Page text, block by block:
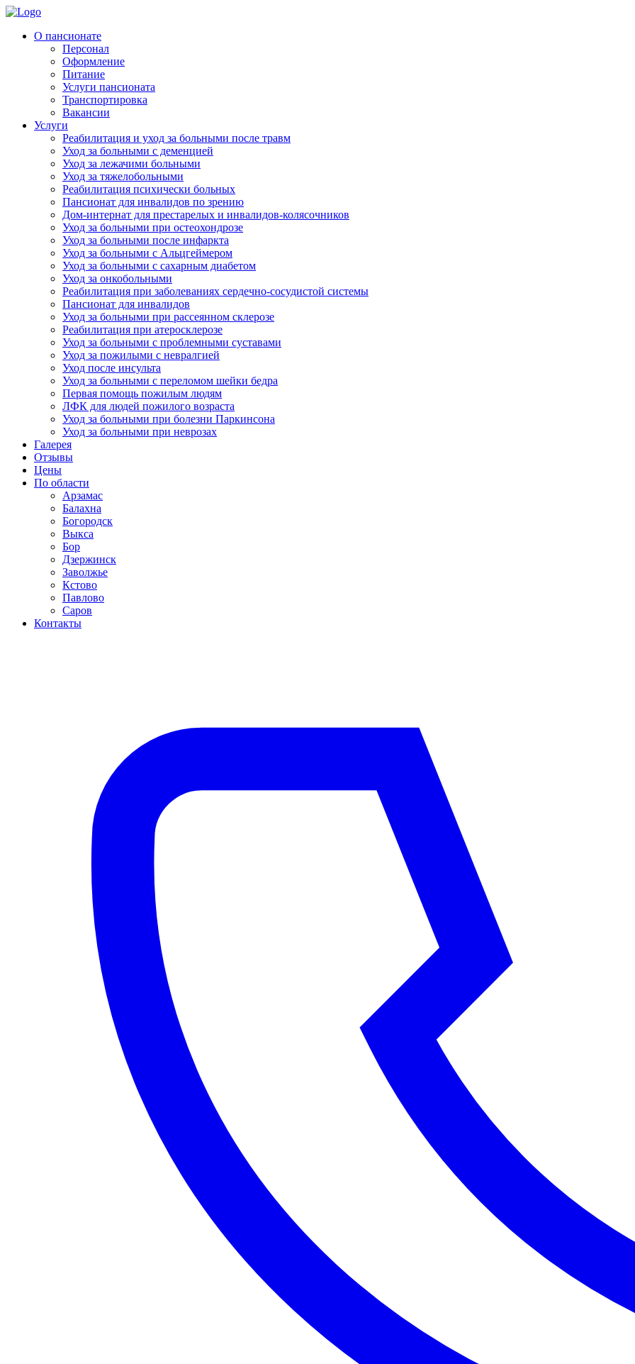
Skip
content
Родительская Усадьба
Пансионат для пожилых людей «Родительская усадьба»
О пансионате
Персонал
Оформление
Питание
Услуги пансионата
Транспортировка
Вакансии
Услуги
Реабилитация и уход за больными после травм
Уход за больными с деменцией
Уход за лежачими больными
Уход за тяжелобольными
Реабилитация психически больных
Пансионат для инвалидов по зрению
Дом-интернат для престарелых и инвалидов-колясочников
Уход за больными при остеохондрозе
Уход за больными после инфаркта
Уход за больными с Альцгеймером
Уход за больными с сахарным диабетом
Уход за онкобольными
Реабилитация при заболеваниях сердечно-сосудистой системы
Пансионат для инвалидов
Уход за больными при рассеянном склерозе
Реабилитация при атеросклерозе
Уход за больными с проблемными суставами
Уход за пожилыми с невралгией
Уход после инсульта
Уход за больными с переломом шейки бедра
Первая помощь пожилым людям
ЛФК для людей пожилого возраста
Уход за больными при болезни Паркинсона
Уход за больными при неврозах
Галерея
Отзывы
Цены
По области
Арзамас
Балахна
Богородск
Выкса
Бор
Дзержинск
Заволжье
Кстово
Павлово
Саров
Контакты